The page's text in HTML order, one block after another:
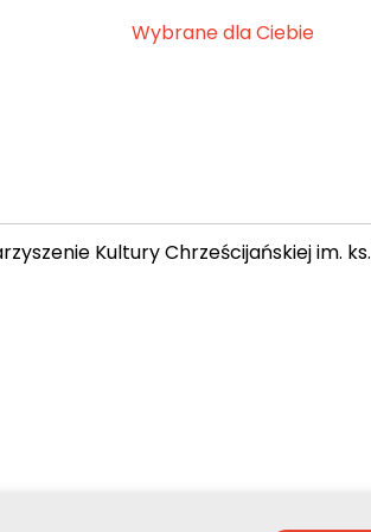
Wybrane dla Ciebie
Kultury Chrześcijańskiej im.